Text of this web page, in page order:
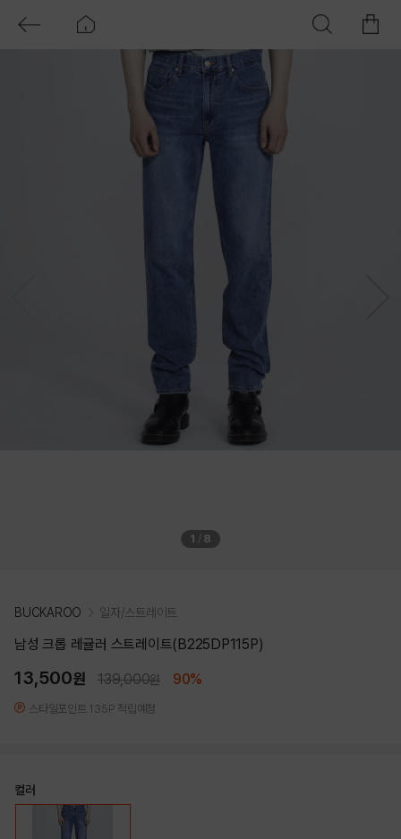
1 / 8
BUCKAROO 일자/스트레이트
남성 크롭 레귤러 스트레이트(B225DP115P)
13,500원 139,000원 90%
스타일포인트 135P 적립예정
컬러